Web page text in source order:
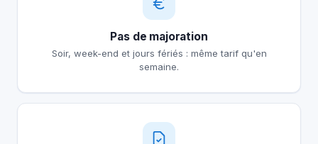
Pas de majoration
Soir, week-end et jours fériés : même tarif qu'en
semaine.